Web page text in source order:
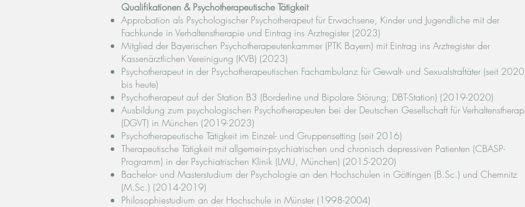
Qualifikationen & Psychotherapeutische Tätigkeit
Approbation als Psychologischer Psychotherapeut für Erwachsene, Kinder und Jugendliche mit der
Fachkunde in Verhaltenstherapie und Eintrag ins Arztregister (2023)
Mitglied der Bayerischen Psychotherapeutenkammer (PTK Bayern) mit Eintrag ins Arztregister der
Kassenärztlichen Vereinigung (KVB) (2023)
Psychotherapeut in der Psychotherapeutischen Fachambulanz für Gewalt- und Sexualstraftäter (seit 2020
bis heute)
Psychotherapeut auf der Station B3 (Borderline und Bipolare Störung; DBT-Station) (2019-2020)
Ausbildung zum psychologischen Psychotherapeuten bei der Deutschen Gesellschaft für
(DGVT) in München (2019-2023)
Psychotherapeutische Tätigkeit im Einzel- und Gruppensetting (seit 2016)
Therapeutische Tätigkeit mit allgemein-psychiatrischen und chronisch depressiven Patienten (CBASP-
Programm) in der Psychiatrischen Klinik (LMU, München) (2015-2020)
Bachelor- und Masterstudium der Psychologie an den Hochschulen in Göttingen (B.Sc.) und Chemnitz
(M.Sc.) (2014-2019)
Philosophiestudium an der Hochschule in Münster (1998-2004)